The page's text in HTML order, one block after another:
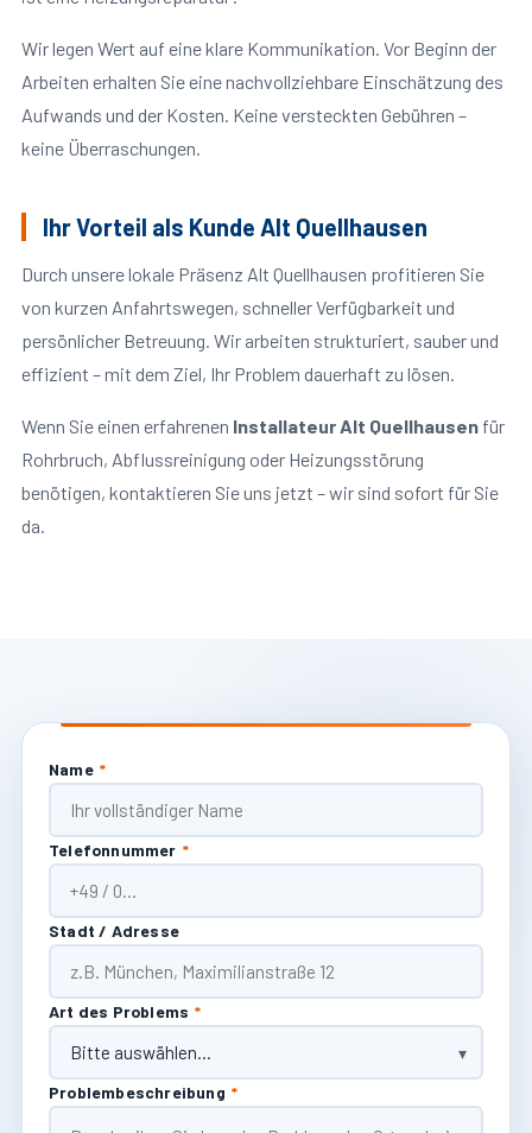
Wir legen Wert auf eine klare Kommunikation. Vor Beginn der
Arbeiten erhalten Sie eine nachvollziehbare Einschätzung des
Aufwands und der Kosten. Keine versteckten Gebühren –
keine Überraschungen.
Ihr Vorteil als Kunde Alt Quellhausen
Durch unsere lokale Präsenz Alt Quellhausen profitieren Sie
von kurzen Anfahrtswegen, schneller Verfügbarkeit und
persönlicher Betreuung. Wir arbeiten strukturiert, sauber und
effizient – mit dem Ziel, Ihr Problem dauerhaft zu lösen.
Wenn Sie einen erfahrenen Installateur Alt Quellhausenfür
Rohrbruch, Abflussreinigung oder Heizungsstörung
benötigen, kontaktieren Sie uns jetzt – wir sind sofort für Sie
da.
Name *
Telefonnummer *
Stadt / Adresse
Art des Problems *
Problembeschreibung *